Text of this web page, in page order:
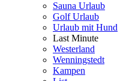
Sauna Urlaub
Golf Urlaub
Urlaub mit Hund
Last Minute
Westerland
Wenningstedt
Kampen